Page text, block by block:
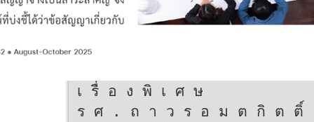
เ รื่ อ ง พิ เ ศ ษ
ร ศ . ถ า ว ร อ ม ต กิ ต ติ์